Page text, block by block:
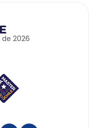
de 2026